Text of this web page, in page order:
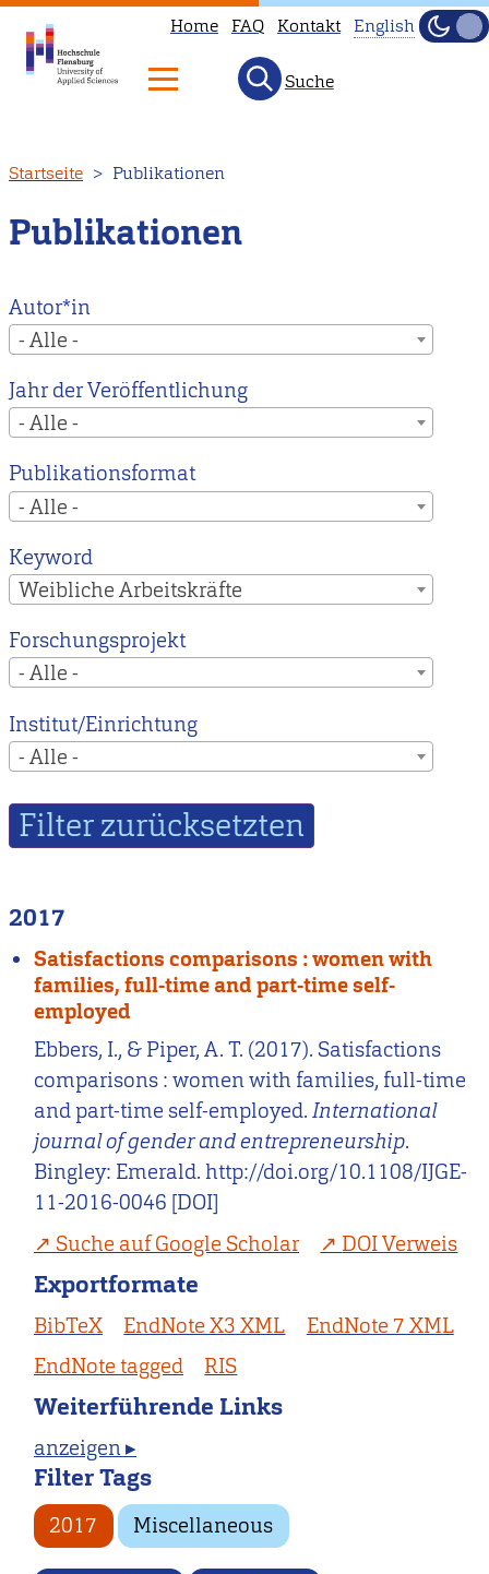
zum
Inhalt
Home FAQ Kontakt
to
our
main
instead.
English
Hell
Suche
Startseite Publikationen
Publikationen
Autor*in
- Alle -
Jahr der Veröffentlichung
- Alle -
Publikationsformat
- Alle -
Keyword
Weibliche Arbeitskräfte
Forschungsprojekt
- Alle -
Institut/Einrichtung
- Alle -
2017
Satisfactions comparisons : women with
families, full-time and part-time self-
employed
Ebbers, I., & Piper, A. T. (2017). Satisfactions
comparisons : women with families, full-time
and part-time self-employed.International
journal of gender and entrepreneurship.
Bingley: Emerald. http://doi.org/10.1108/IJGE-
11-2016-0046 [DOI]
Suche auf Google Scholar
DOI Verweis
Exportformate
BibTeX EndNote X3 XML
EndNote 7 XML
EndNote tagged
RIS
Weiterführende Links
anzeigen ▸
Filter Tags
2017 Miscellaneous